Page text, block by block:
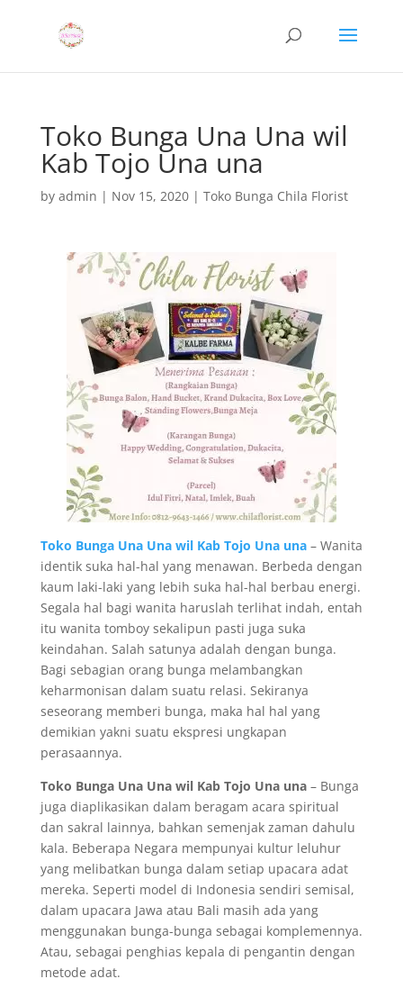
Toko Bunga Una Una wil
Kab Tojo Una una
by admin | Nov 15, 2020| Toko Bunga Chila Florist
Toko Bunga Una Una wil Kab Tojo Una una– Wanita
identik suka hal-hal yang menawan. Berbeda dengan
kaum laki-laki yang lebih suka hal-hal berbau energi.
Segala hal bagi wanita haruslah terlihat indah, entah
itu wanita tomboy sekalipun pasti juga suka
keindahan. Salah satunya adalah dengan bunga.
Bagi sebagian orang bunga melambangkan
keharmonisan dalam suatu relasi. Sekiranya
seseorang memberi bunga, maka hal hal yang
demikian yakni suatu ekspresi ungkapan
perasaannya.
Toko Bunga Una Una wil Kab Tojo Una una– Bunga
juga diaplikasikan dalam beragam acara spiritual
dan sakral lainnya, bahkan semenjak zaman dahulu
kala. Beberapa Negara mempunyai kultur leluhur
yang melibatkan bunga dalam setiap upacara adat
mereka. Seperti model di Indonesia sendiri semisal,
dalam upacara Jawa atau Bali masih ada yang
menggunakan bunga-bunga sebagai komplemennya.
Atau, sebagai penghias kepala di pengantin dengan
metode adat.